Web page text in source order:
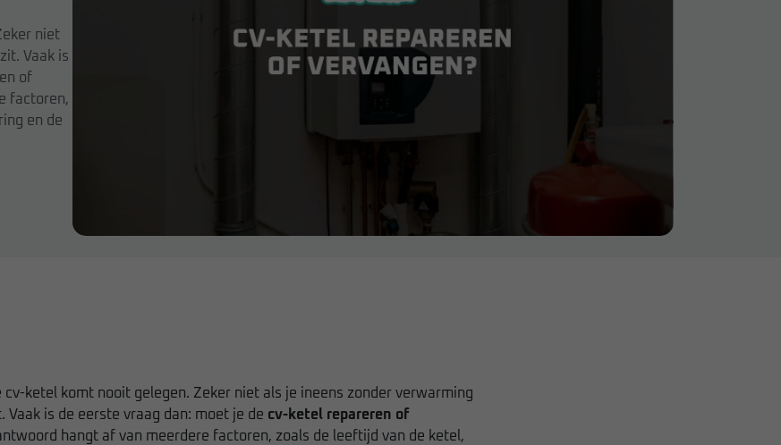
niet
Vaak is
of
factoren,
en de
cv-ketel komt nooit gelegen. Zeker niet als je ineens zonder verwarming
is de eerste vraag dan: moet je de cv-ketel repareren of
hangt af van meerdere factoren, zoals de leeftijd van de ketel,